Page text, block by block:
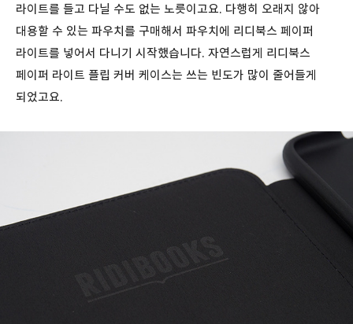
라이트를 들고 다닐 수도 없는 노릇이고요. 다행히 오래지 않아
대용할 수 있는 파우치를 구매해서 파우치에 리디북스 페이퍼
라이트를 넣어서 다니기 시작했습니다. 자연스럽게 리디북스
페이퍼 라이트 플립 커버 케이스는 쓰는 빈도가 많이 줄어들게
되었고요.